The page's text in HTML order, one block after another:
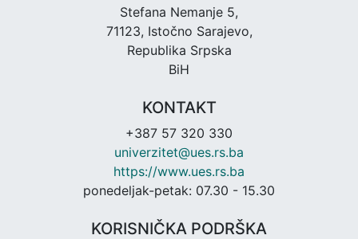
Stefana Nemanje 5,
71123, Istočno Sarajevo,
Republika Srpska
BiH
KONTAKT
+387 57 320 330
univerzitet@ues.rs.ba
https://www.ues.rs.ba
ponedeljak-petak: 07.30 - 15.30
KORISNIČKA PODRŠKA